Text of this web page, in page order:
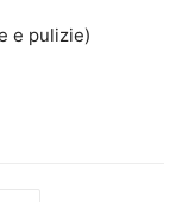
e pulizie)